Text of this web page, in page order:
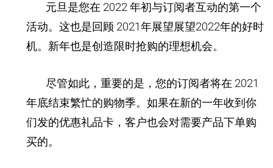
元旦是您在 2022 年初与订阅者互动的第一个
活动。这也是回顾 2021年展望展望2022年的好时
机。新年也是创造限时抢购的理想机会。
尽管如此，重要的是，您的订阅者将在 2021
年底结束繁忙的购物季。如果在新的一年收到你
们发的优惠礼品卡，客户也会对需要产品下单购
买的。